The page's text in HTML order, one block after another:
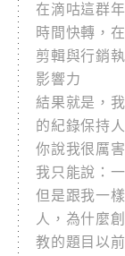
在滴咕這群
時間快轉，
剪輯與行銷
影響力
結果就是，
的紀錄保持人
你說我很厲
我只能說：
但是跟我一
人，為什麼
教的題目以